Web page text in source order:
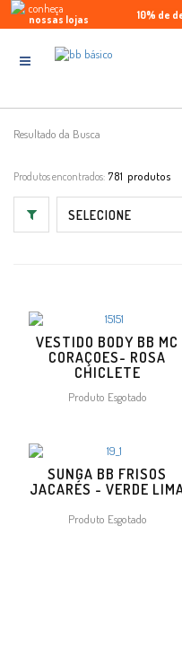
conheça
nossas lojas
10% de
Parcele
Resultado da Busca
Produtos encontrados: 781
VESTIDO BODY BB MC
CORAÇOES- ROSA
CHICLETE
Produto Esgotado
SUNGA BB FRISOS
JACARÉS - VERDE
Produto Esgotado